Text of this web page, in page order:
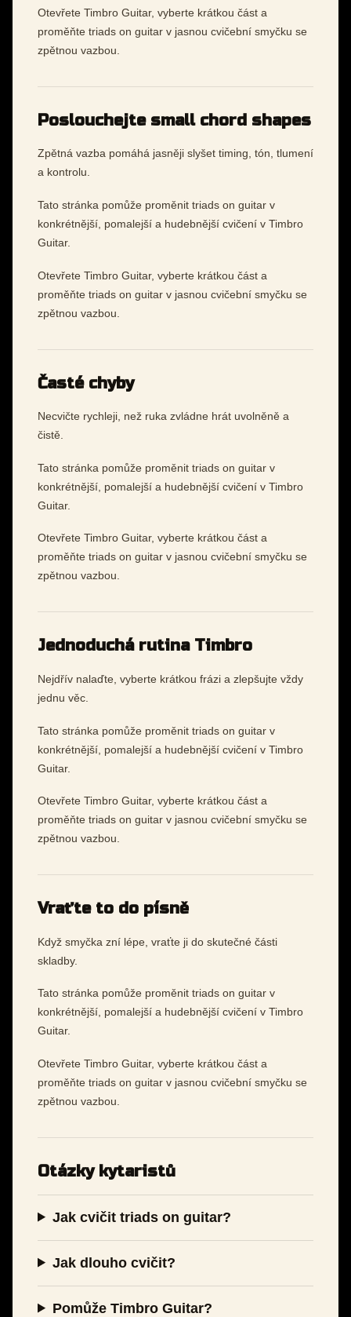
Otevřete Timbro Guitar, vyberte krátkou část a
proměňte triads on guitar v jasnou cvičební smyčku se
zpětnou vazbou.
Poslouchejte small chord shapes
Zpětná vazba pomáhá jasněji slyšet timing, tón, tlumení
a kontrolu.
Tato stránka pomůže proměnit triads on guitar v
konkrétnější, pomalejší a hudebnější cvičení v Timbro
Guitar.
Otevřete Timbro Guitar, vyberte krátkou část a
proměňte triads on guitar v jasnou cvičební smyčku se
zpětnou vazbou.
Časté chyby
Necvičte rychleji, než ruka zvládne hrát uvolněně a
čistě.
Tato stránka pomůže proměnit triads on guitar v
konkrétnější, pomalejší a hudebnější cvičení v Timbro
Guitar.
Otevřete Timbro Guitar, vyberte krátkou část a
proměňte triads on guitar v jasnou cvičební smyčku se
zpětnou vazbou.
Jednoduchá rutina Timbro
Nejdřív nalaďte, vyberte krátkou frázi a zlepšujte vždy
jednu věc.
Tato stránka pomůže proměnit triads on guitar v
konkrétnější, pomalejší a hudebnější cvičení v Timbro
Guitar.
Otevřete Timbro Guitar, vyberte krátkou část a
proměňte triads on guitar v jasnou cvičební smyčku se
zpětnou vazbou.
Vraťte to do písně
Když smyčka zní lépe, vraťte ji do skutečné části
skladby.
Tato stránka pomůže proměnit triads on guitar v
konkrétnější, pomalejší a hudebnější cvičení v Timbro
Guitar.
Otevřete Timbro Guitar, vyberte krátkou část a
proměňte triads on guitar v jasnou cvičební smyčku se
zpětnou vazbou.
Otázky kytaristů
Jak cvičit triads on guitar?
Jak dlouho cvičit?
Pomůže Timbro Guitar?